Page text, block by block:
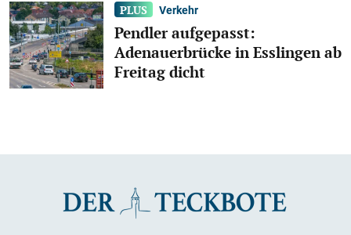
Verkehr
Pendler aufgepasst:
Adenauerbrücke in Esslingen ab
Freitag dicht